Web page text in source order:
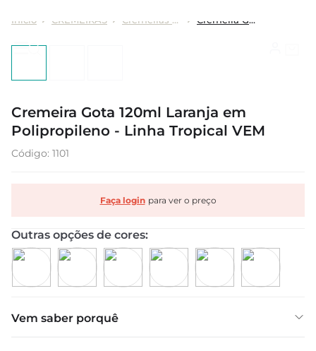
CREMEIRAS Cremeiras Gota Cremeira Gota 120ml Laranja em Polipropileno - Linha Tropical VEM
Cremeira Gota 120ml Laranja em
Polipropileno - Linha Tropical VEM
: 1101
Faça login
Vem saber porquê